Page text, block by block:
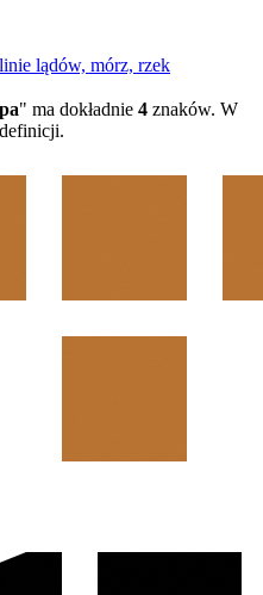
lądów, mórz, rzek
" ma dokładnie 4 znaków. W
definicji.